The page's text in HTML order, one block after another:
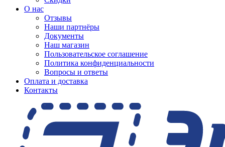
О нас
Отзывы
Наши партнёры
Документы
Наш магазин
Пользовательское соглашение
Политика конфиденциальности
Вопросы и ответы
Оплата и доставка
Контакты